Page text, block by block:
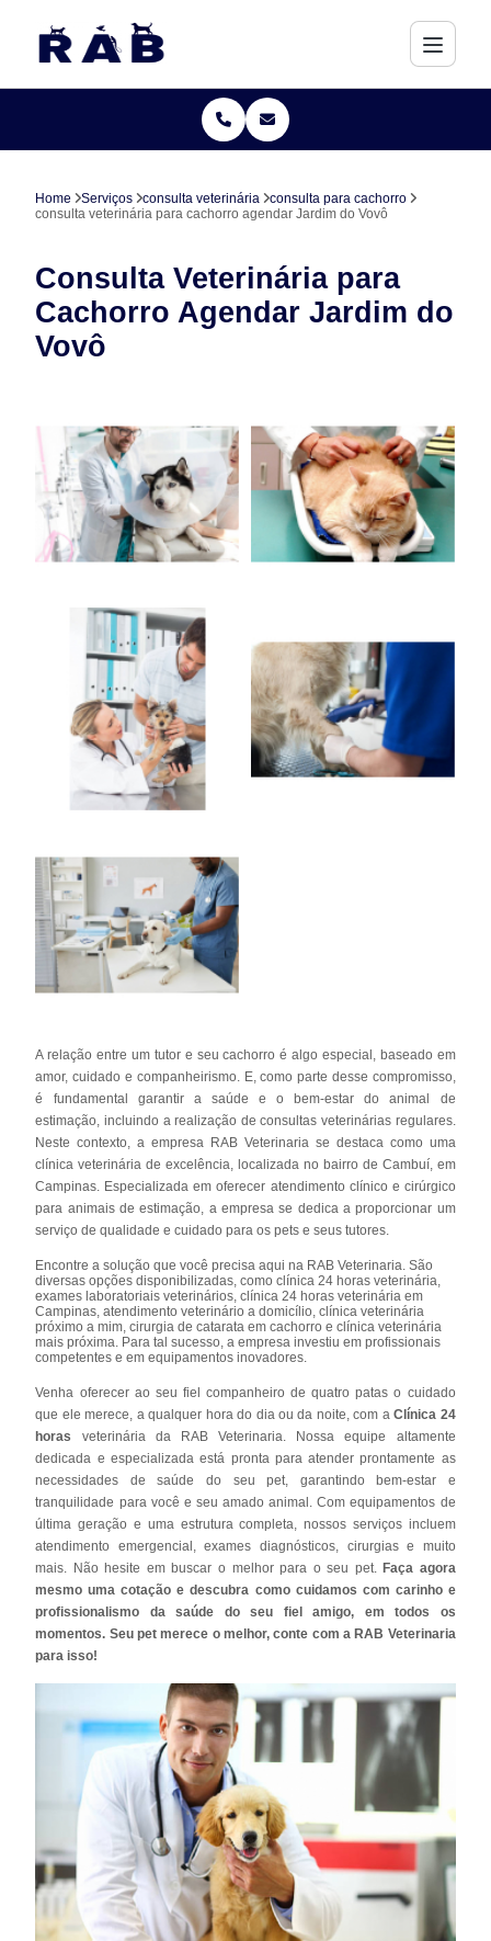
Home Serviços consulta veterinária
consulta para cachorro
consulta veterinária para cachorro agendar Jardim do Vovô
Consulta Veterinária para
Cachorro Agendar Jardim do
Vovô
A relação entre um tutor e seu cachorro é algo especial, baseado em
amor, cuidado e companheirismo. E, como parte desse compromisso,
é fundamental garantir a saúde e o bem-estar do animal de
estimação, incluindo a realização de consultas veterinárias regulares.
Neste contexto, a empresa RAB Veterinaria se destaca como uma
clínica veterinária de excelência, localizada no bairro de Cambuí, em
Campinas. Especializada em oferecer atendimento clínico e cirúrgico
para animais de estimação, a empresa se dedica a proporcionar um
serviço de qualidade e cuidado para os pets e seus tutores.
Encontre a solução que você precisa aqui na RAB Veterinaria. São
diversas opções disponibilizadas, como clínica 24 horas veterinária,
exames laboratoriais veterinários, clínica 24 horas veterinária em
Campinas, atendimento veterinário a domicílio, clínica veterinária
próximo a mim, cirurgia de catarata em cachorro e clínica veterinária
mais próxima. Para tal sucesso, a empresa investiu em profissionais
competentes e em equipamentos inovadores.
Venha oferecer ao seu fiel companheiro de quatro patas o cuidado
que ele merece, a qualquer hora do dia ou da noite, com aClínica 24
horas
veterinária da RAB Veterinaria. Nossa equipe altamente
dedicada e especializada está pronta para atender prontamente as
necessidades de saúde do seu pet, garantindo bem-estar e
tranquilidade para você e seu amado animal. Com equipamentos de
última geração e uma estrutura completa, nossos serviços incluem
atendimento emergencial, exames diagnósticos, cirurgias e muito
mais. Não hesite em buscar o melhor para o seu pet.Faça agora
mesmo uma cotação e descubra como cuidamos com carinho e
profissionalismo da saúde do seu fiel amigo, em todos os
momentos. Seu pet merece o melhor, conte com a RAB Veterinaria
para isso!